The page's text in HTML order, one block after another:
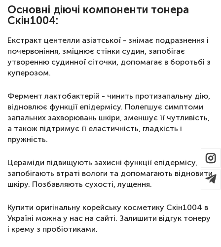
Основні діючі компоненти тонера
Скін1004:
Екстракт центелли азіатської - знімає подразнення і
почервоніння, зміцнює стінки судин, запобігає
утворенню судинної сіточки, допомагає в боротьбі з
куперозом.
Фермент лактобактерій - чинить протизапальну дію,
відновлює функції епідермісу. Полегшує симптоми
запальних захворювань шкіри, зменшує її чутливість,
а також підтримує її еластичність, гладкість і
пружність.
Цераміди підвищують захисні функції епідермісу,
запобігають втраті вологи та допомагають відновити
шкіру. Позбавляють сухості, лущення.
Купити оригінальну корейську косметику Скін1004 в
Україні можна у нас на сайті. Залишити відгук тонеру
і крему з пробіотиками.